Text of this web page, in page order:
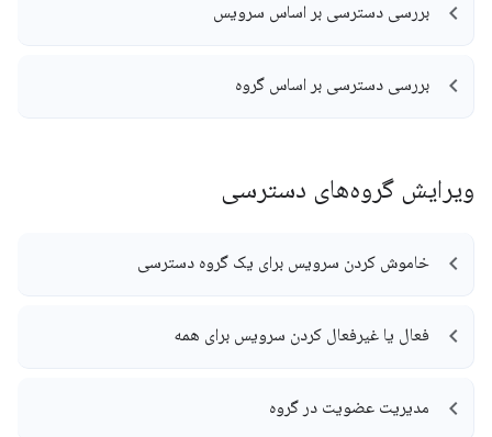
بررسی دسترسی بر اساس سرویس
بررسی دسترسی بر اساس گروه
ویرایش گروه‌های دسترسی
خاموش کردن سرویس برای یک گروه دسترسی
فعال یا غیرفعال کردن سرویس برای همه
مدیریت عضویت در گروه